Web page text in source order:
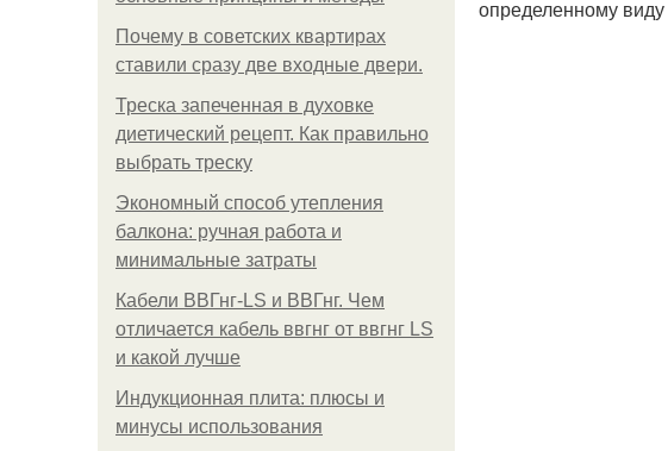
Почему в советских квартирах
ставили сразу две входные двери.
Треска запеченная в духовке
диетический рецепт. Как правильно
выбрать треску
Экономный способ утепления
балкона: ручная работа и
минимальные затраты
Кабели ВВГнг-LS и ВВГнг. Чем
отличается кабель ввгнг от ввгнг LS
и какой лучше
Индукционная плита: плюсы и
минусы использования
определенному